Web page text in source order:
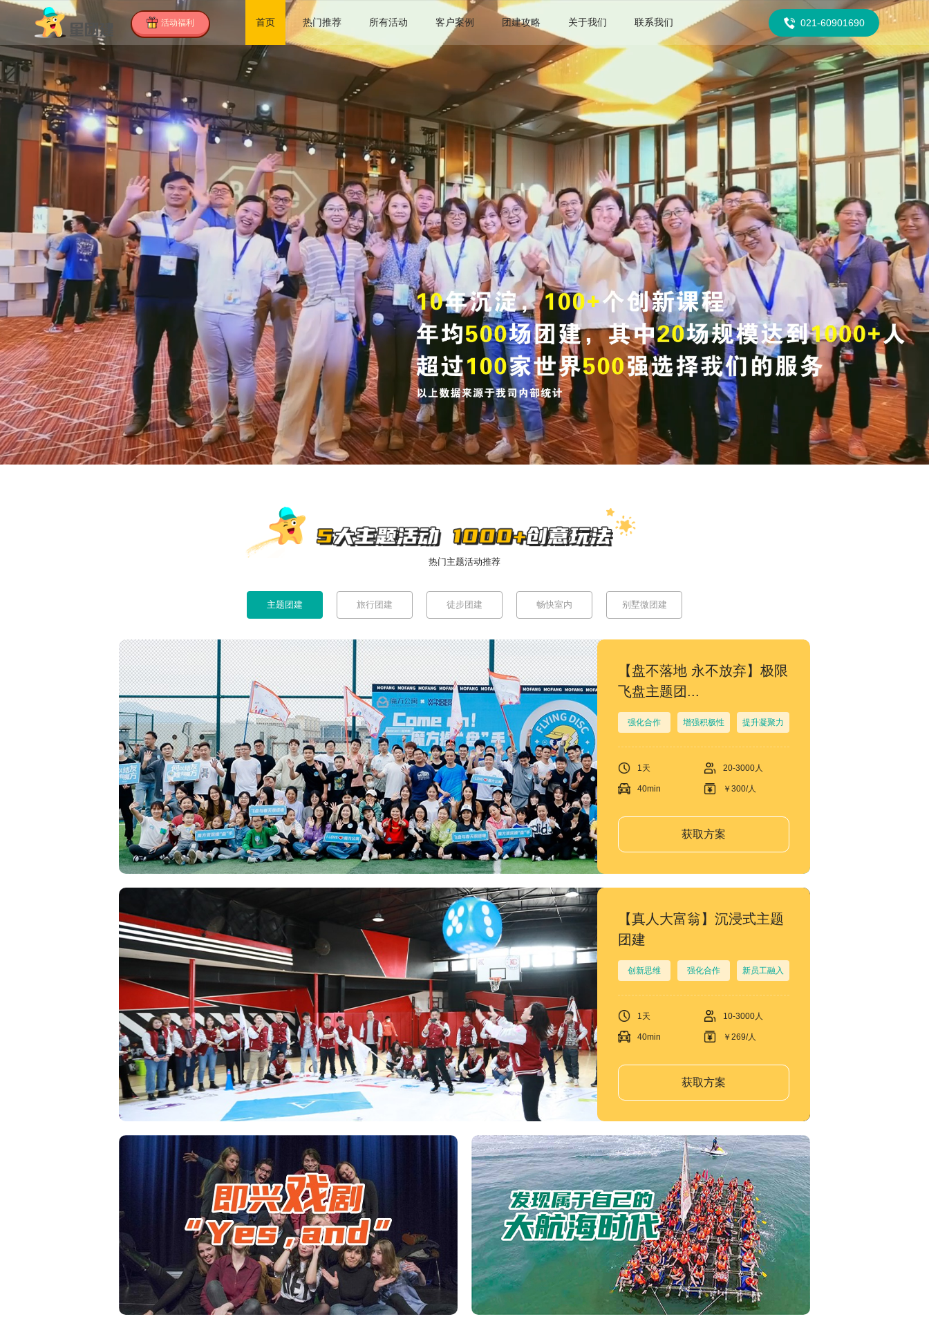
活动福利 首页 热门推荐 所有活动 客户案例 团建攻略 关于我们 联系我们 021-60901690
首
页
热
例
攻
略
于
我
们
联
系
我
们
热门主题活动推荐
主题团建 旅行团建 徒步团建 畅快室内 别墅微团建
【盘不落地 永不放弃】极限
飞盘主题团...
强化合作 增强积极性 提升凝聚力
1天 20-3000人
40min ￥300/人
获取方案
【真人大富翁】沉浸式主题
团建
创新思维 强化合作 新员工融入
1天 10-3000人
40min ￥269/人
获取方案